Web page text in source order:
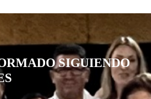
SIGUIENDO